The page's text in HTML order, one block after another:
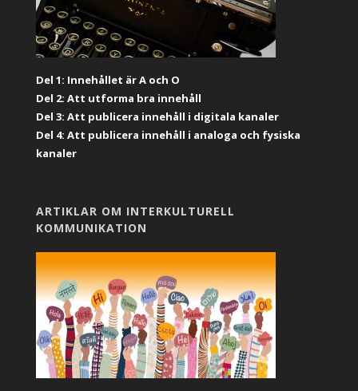
Del 1: Innehållet är A och O
Del 2: Att utforma bra innehåll
Del 3: Att publicera innehåll i digitala kanaler
Del 4: Att publicera innehåll i analoga och fysiska
kanaler
ARTIKLAR OM INTERKULTURELL
KOMMUNIKATION